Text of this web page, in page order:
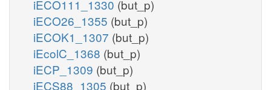
iECO111_1330 (but_p)
iECO26_1355 (but_p)
iECOK1_1307 (but_p)
iEcolC_1368 (but_p)
iECP_1309 (but_p)
iECS88_1305 (but_p)